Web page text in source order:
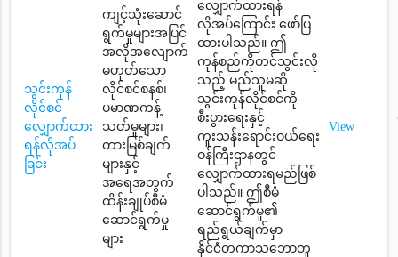
သွင်းကုန်
လိုင်စင်
လျှောက်ထား
ရန်လိုအပ်
ခြင်း
ကျင့်သုံးဆောင်
ရွက်မှုများအပြင်
အလိုအလျောက်
မဟုတ်သော
လိုင်စင်စနစ်၊
ပမာဏကန့်
သတ်မှုများ၊
တားမြစ်ချက်
များနှင့်
အရေအတွက်
ထိန်းချုပ်စီမံ
ဆောင်ရွက်မှု
များ
လျှောက်ထားရန်
လိုအပ်ကြောင်း ဖော်ပြ
ထားပါသည်။ ဤ
ကုန်စည်ကိုတင်သွင်းလို
သည့် မည်သူမဆို
သွင်းကုန်လိုင်စင်ကို
စီးပွားရေးနှင့်
ကူးသန်းရောင်းဝယ်ရေး
ဝန်ကြီးဌာနတွင်
လျှောက်ထားရမည်ဖြစ်
ပါသည်။ ဤစီမံ
ဆောင်ရွက်မှု၏
ရည်ရွယ်ချက်မှာ
နိုင်ငံတကာသဘောတူ
View